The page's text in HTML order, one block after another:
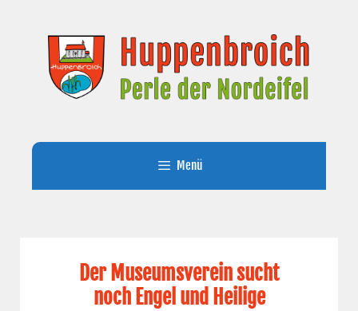
springen
Menü
Der Museumsverein sucht
noch Engel und Heilige